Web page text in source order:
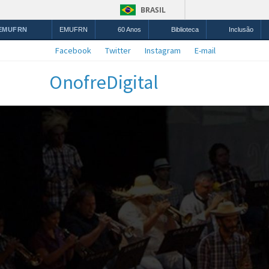
BRASIL
EMUFRN 60 Anos Biblioteca Inclusão
Facebook Twitter Instagram E-mail
OnofreDigital